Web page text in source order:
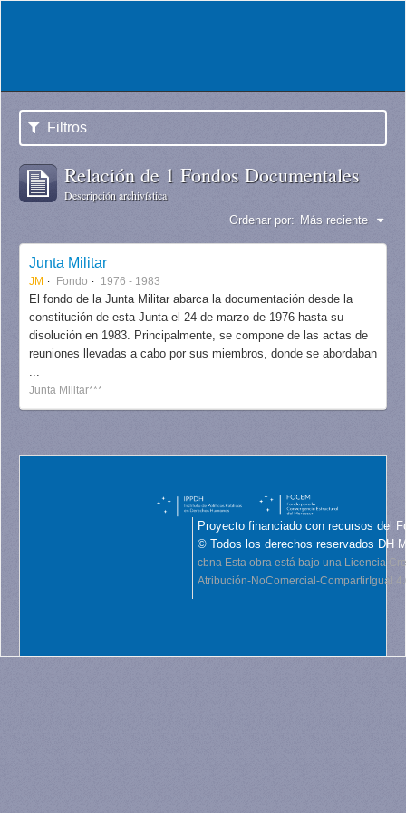
Filtros
Relación de 1 Fondos Documentales
Descripción archivística
Ordenar por: Más reciente
Junta Militar
JM Fondo 1976 - 1983
El fondo de la Junta Militar abarca la documentación desde la
constitución de esta Junta el 24 de marzo de 1976 hasta su
disolución en 1983. Principalmente, se compone de las actas de
reuniones llevadas a cabo por sus miembros, donde se abordaban
...
Junta Militar***
Proyecto financiado con recursos del
© Todos los derechos reservados DH
cbna Esta obra está bajo una Licencia
Atribución-NoComercial-CompartirIgual